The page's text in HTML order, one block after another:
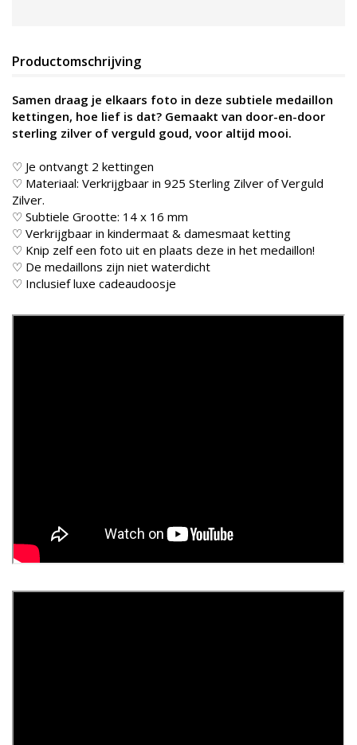
Productomschrijving
Samen draag je elkaars foto in deze subtiele medaillon
kettingen, hoe lief is dat? Gemaakt van door-en-door
sterling zilver of verguld goud, voor altijd mooi.
♡ Je ontvangt 2 kettingen
♡ Materiaal: Verkrijgbaar in 925 Sterling Zilver of Verguld
Zilver.
♡ Subtiele Grootte: 14 x 16 mm
♡ Verkrijgbaar in kindermaat & damesmaat ketting
♡ Knip zelf een foto uit en plaats deze in het medaillon!
♡ De medaillons zijn niet waterdicht
♡ Inclusief luxe cadeaudoosje